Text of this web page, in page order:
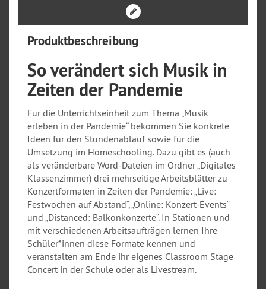
Produktbeschreibung
So verändert sich Musik in
Zeiten der Pandemie
Für die Unterrichtseinheit zum Thema „Musik
erleben in der Pandemie“ bekommen Sie konkrete
Ideen für den Stundenablauf sowie für die
Umsetzung im Homeschooling. Dazu gibt es (auch
als veränderbare Word-Dateien im Ordner „Digitales
Klassenzimmer) drei mehrseitige Arbeitsblätter zu
Konzertformaten in Zeiten der Pandemie: „Live:
Festwochen auf Abstand“, „Online: Konzert-Events“
und „Distanced: Balkonkonzerte“. In Stationen und
mit verschiedenen Arbeitsaufträgen lernen Ihre
Schüler*innen diese Formate kennen und
veranstalten am Ende ihr eigenes Classroom Stage
Concert in der Schule oder als Livestream.